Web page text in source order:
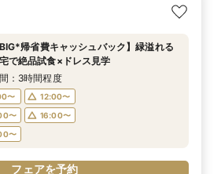
限定★3万ギフト付／ドレス＆挙式料プレ
牛試食
〜
12:00〜
〜
16:00〜
〜
フェアを予約
30名の少人数婚】挙式＆会食Newプラ
無料試食付
〜
12:00〜
〜
16:00〜
〜
フェアを予約
完結】即決営業ナシで安心！気軽によ
アー
〜
13:00〜
〜
16:00〜
〜
フェアを予約
重視！60分で完結◎】オンラインで会
相談会
〜
13:00〜
〜
16:00〜
〜
フェアを予約
BIG*帰省費キャッシュバック】緑溢れる
で絶品試食×ドレス見学
：3時間程度
〜
12:00〜
〜
16:00〜
〜
フェアを予約